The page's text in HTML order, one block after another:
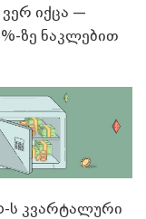
იქცა —
ზე ნაკლებით
ს კვარტალური